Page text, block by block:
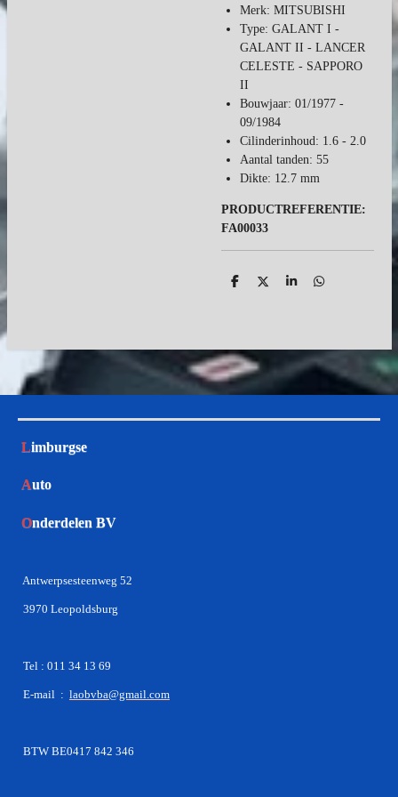
Merk: MITSUBISHI
Type: GALANT I -
GALANT II - LANCER
CELESTE - SAPPORO
II
Bouwjaar: 01/1977 -
09/1984
Cilinderinhoud: 1.6 - 2.0
Aantal tanden: 55
Dikte: 12.7 mm
PRODUCTREFERENTIE:
FA00033
D
D
S
D
Limburgse
Auto
Onderdelen BV
Antwerpsesteenweg 52
3970 Leopoldsburg
Tel : 011 34 13 69
E-mail : laobvba@gmail.com
BTW BE0417 842 346